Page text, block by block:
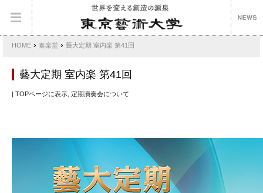
HOME › 奏楽堂 › 藝大定期 室内楽 第41回
藝大定期 室内楽 第41回
| TOPページに表示, 定期演奏会について